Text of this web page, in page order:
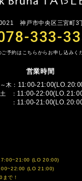
0021神戸市中央区三宮町3
333-
ご予約はこちらからお申し込みく
営業時間
木 11:00-
11:00-
11:00-
(LO 20:00)
(LO 21:00)
で！